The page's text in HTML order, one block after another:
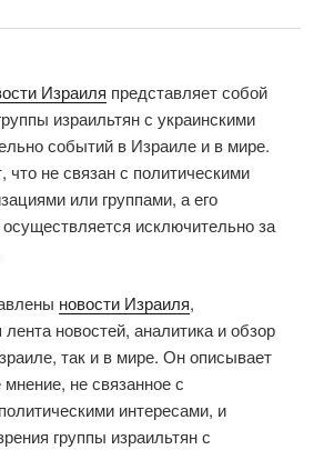
Израиля представляет собой
израильтян с украинскими
событий в Израиле и в мире.
что не связан с политическими
или группами, а его
исключительно за
новости Израиля,
новостей, аналитика и обзор
так и в мире. Он описывает
не связанное с
интересами, и
группы израильтян с